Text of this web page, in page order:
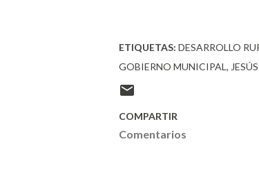
ETIQUETAS: DESARROLLO
GOBIERNO MUNICIPAL
COMPARTIR
Comentarios